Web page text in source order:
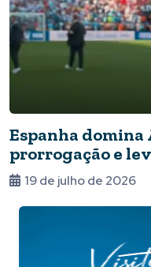
Espanha
prorrogação e
19 de julho de 2026